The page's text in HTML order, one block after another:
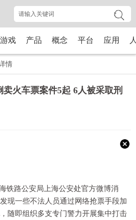
游戏 产品 概念 平台 应用
情
火车票案件5起 6人被采取刑
铁路公安局上海公安处官方微博消
现一些不法人员通过网络抢票手段加
随即组织多支专门警力开展集中打击